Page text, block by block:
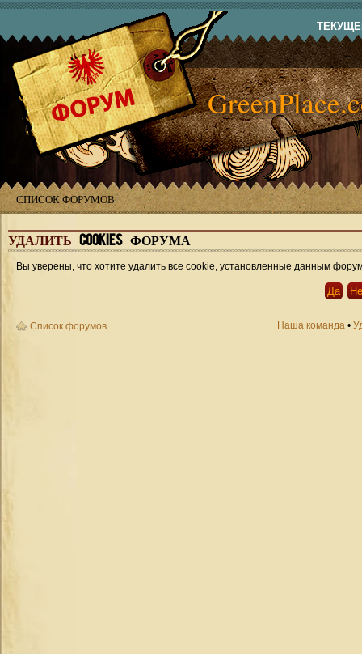
СПИСОК ФОРУМОВ
УДАЛИТЬ COOKIES ФОРУМА
Вы уверены, что хотите удалить все cookie, установленные данным
Список форумов Наша команда •